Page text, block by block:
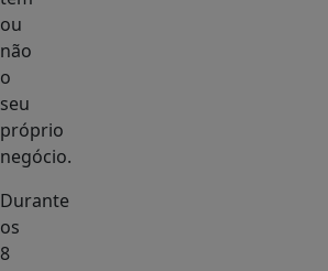
ou
não
o
seu
próprio
negócio.
Durante
os
8